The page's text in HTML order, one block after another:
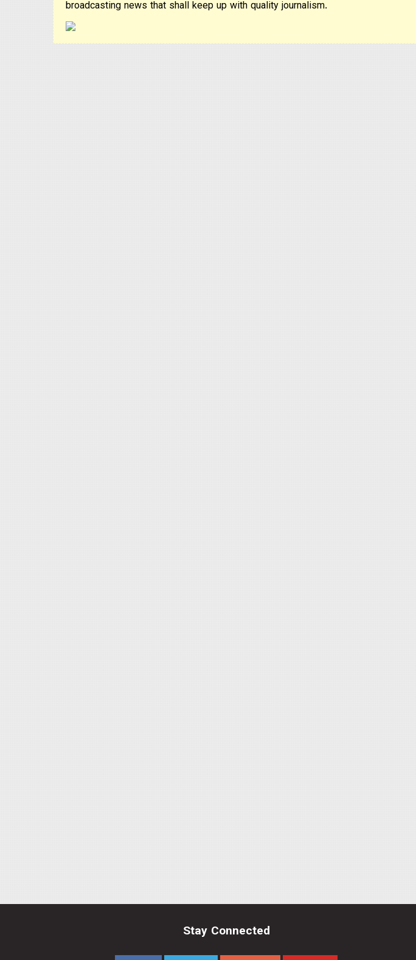
Contact
broadcasting news that shall keep up with quality journalism.
Stay Connected